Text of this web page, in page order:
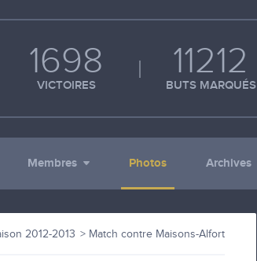
1698
VICTOIRES
11212
BUTS MARQUÉS
Membres Photos Archives
2012-2013 Match contre Maisons-Alfort